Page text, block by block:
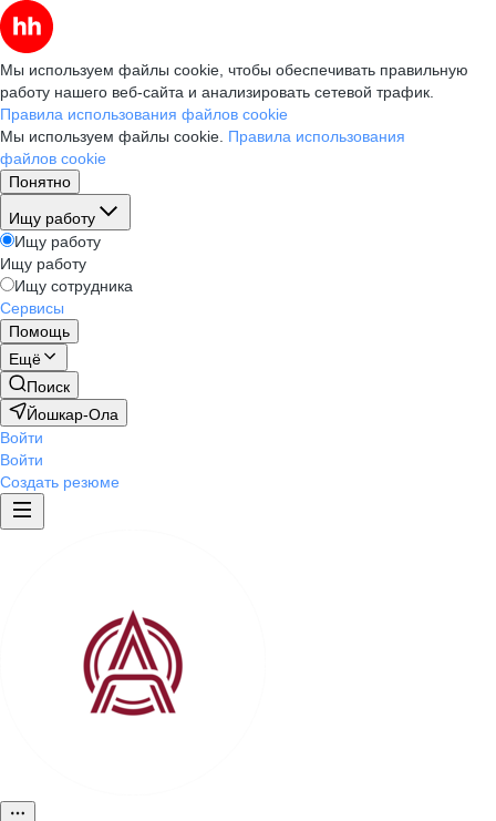
Мы используем файлы cookie, чтобы обеспечивать правильную
работу нашего веб-сайта и анализировать сетевой трафик.
Правила использования файлов cookie
Мы используем файлы cookie. Правила использования
файлов cookie
Понятно
Ищу работу
Ищу работу
Ищу работу
Ищу сотрудника
Сервисы
Помощь
Ещё
Поиск
Йошкар-Ола
Войти
Войти
Создать резюме